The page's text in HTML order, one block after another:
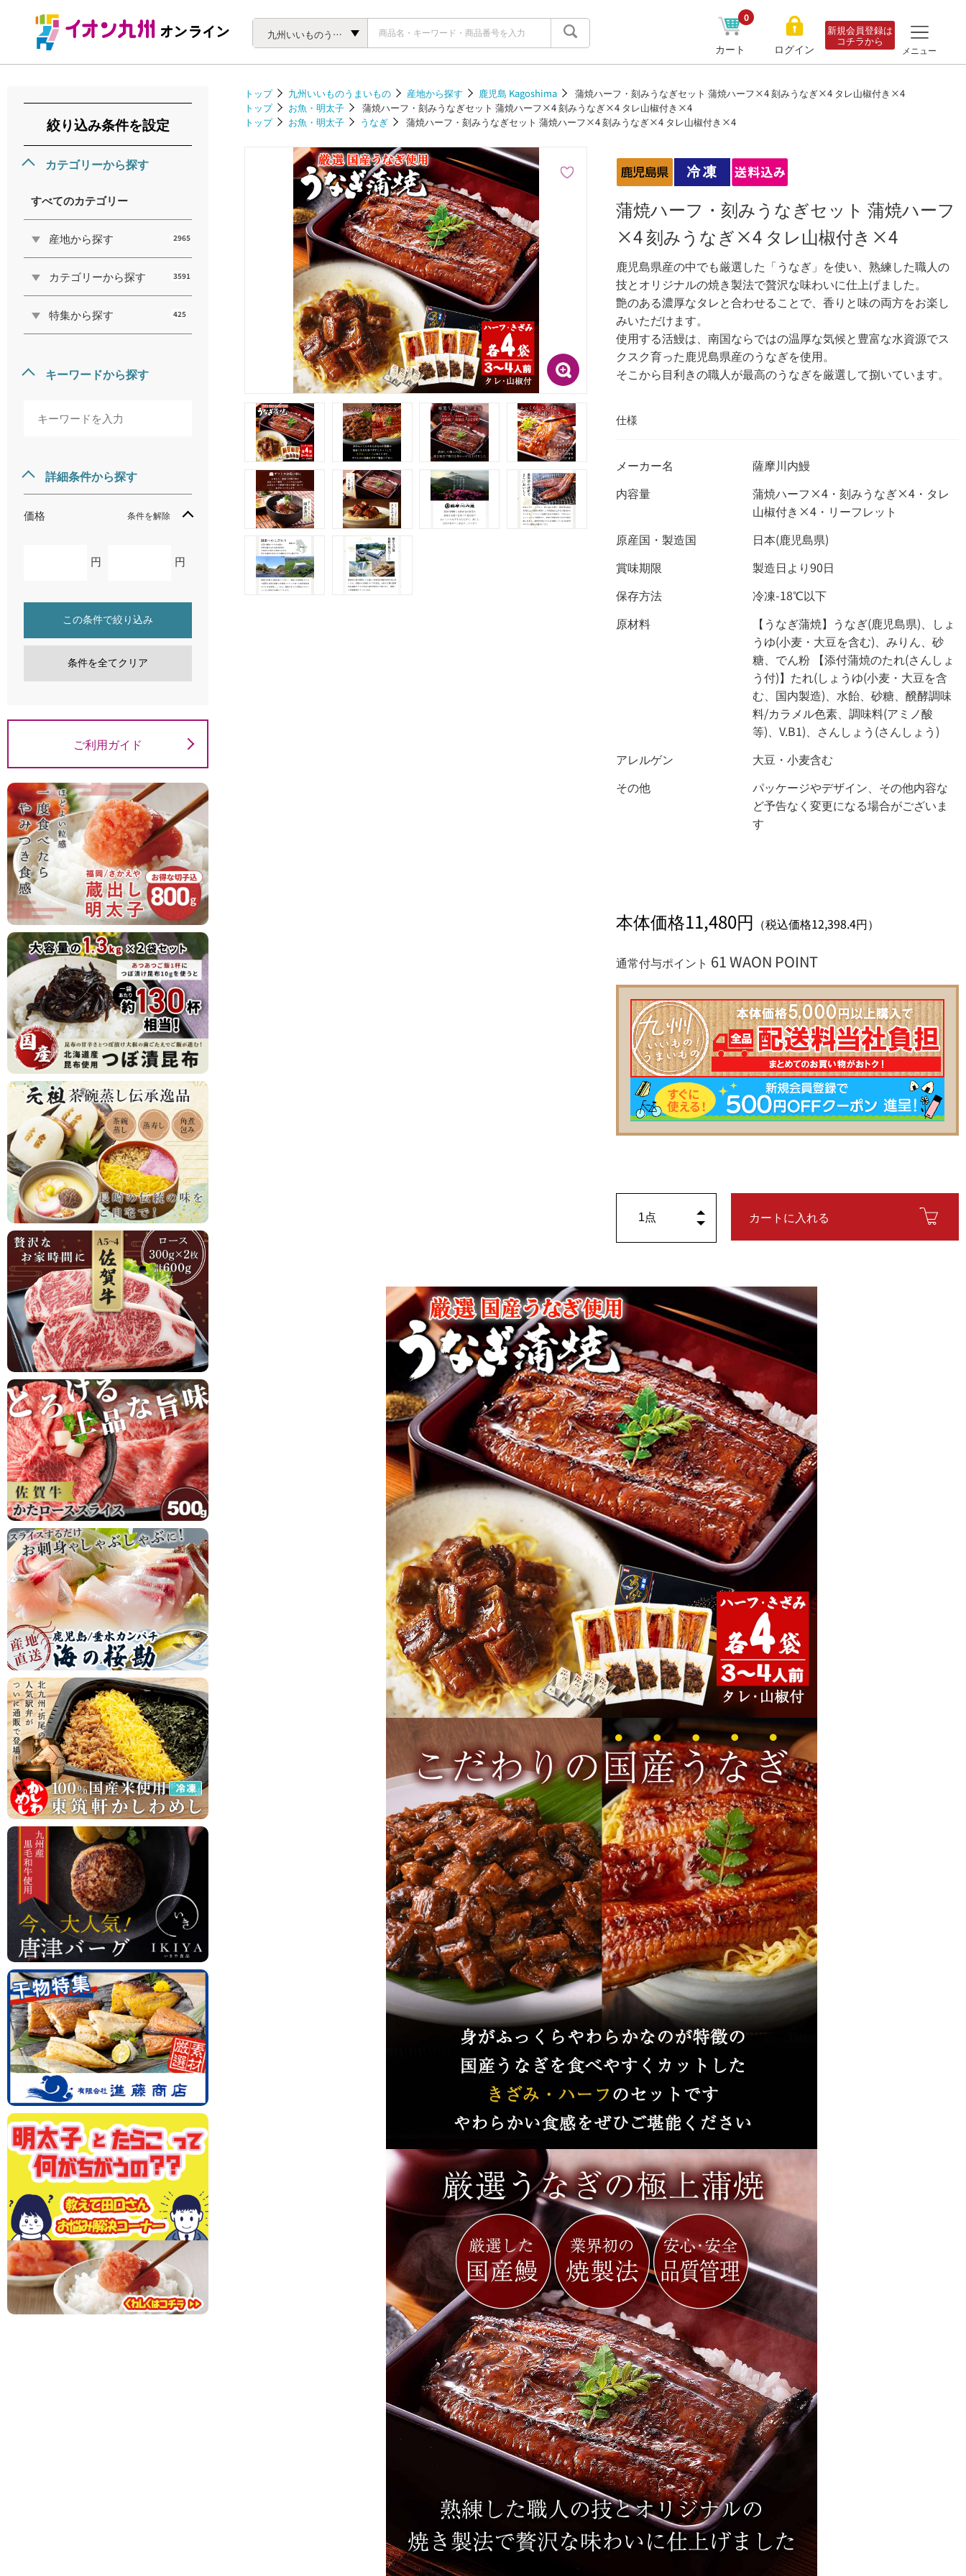
九州いいものうまいもの
カート
0
ログイン
新規会員登録は
コチラから
メニュー
絞り込み条件を設定
カテゴリーから探す
すべてのカテゴリー
産地から探す 2965
カテゴリーから探す 3591
特集から探す 425
キーワードから探す
詳細条件から探す
価格 条件を解除
円 円
この条件で絞り込み
条件を全てクリア
ご利用ガイド
トップ 九州いいものうまいもの 産地から探す 鹿児島 Kagoshima
蒲焼ハーフ・刻みうなぎセット 蒲焼ハーフ×4 刻みうなぎ×4 タレ山椒付き×4
トップ
お魚・明太子
蒲焼ハーフ・刻みうなぎセット 蒲焼ハーフ×4 刻みうなぎ×4 タレ山椒付き×4
トップ
お魚・明太子 うなぎ 蒲焼ハーフ・刻みうなぎセット 蒲焼ハーフ×4 刻みうなぎ×4 タレ山椒付き×4
蒲焼ハーフ・刻みうなぎセット 蒲焼ハーフ
×4 刻みうなぎ×4 タレ山椒付き×4
鹿児島県産の中でも厳選した「うなぎ」を使い、熟練した職人の
技とオリジナルの焼き製法で贅沢な味わいに仕上げました。
艶のある濃厚なタレと合わせることで、香りと味の両方をお楽し
みいただけます。
使用する活鰻は、南国ならではの温厚な気候と豊富な水資源でス
クスク育った鹿児島県産のうなぎを使用。
そこから目利きの職人が最高のうなぎを厳選して捌いています。
仕様
メーカー名
薩摩川内鰻
内容量
蒲焼ハーフ×4・刻みうなぎ×4・タレ
山椒付き×4・リーフレット
原産国・製造国
日本(鹿児島県)
賞味期限
製造日より90日
保存方法
冷凍-18℃以下
原材料
【うなぎ蒲焼】うなぎ(鹿児島県)、しょ
うゆ(小麦・大豆を含む)、みりん、砂
糖、でん粉 【添付蒲焼のたれ(さんしょ
う付)】たれ(しょうゆ(小麦・大豆を含
む、国内製造)、水飴、砂糖、醗酵調味
料/カラメル色素、調味料(アミノ酸
等)、V.B1)、さんしょう(さんしょう)
アレルゲン
大豆・小麦含む
その他
パッケージやデザイン、その他内容な
ど予告なく変更になる場合がございま
す
本体価格11,480円 （税込価格12,398.4円）
通常付与ポイント 61 WAON POINT
カートに入れる